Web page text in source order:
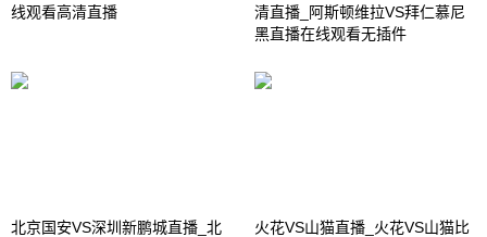
线观看高清直播
清直播_阿斯顿维拉VS拜仁慕尼
黑直播在线观看无插件
北京国安VS深圳新鹏城直播_北
火花VS山猫直播_火花VS山猫比